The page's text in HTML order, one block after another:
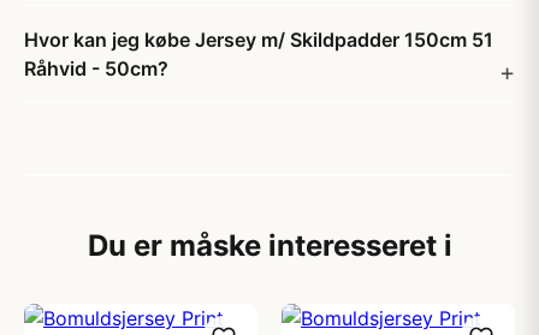
Hvor kan jeg købe Jersey m/ Skildpadder 150cm 51
Råhvid - 50cm?
Du er måske interesseret i